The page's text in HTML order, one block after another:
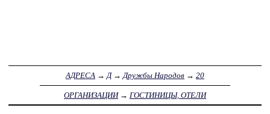
АДРЕСА →Д→Дружбы Народов → 20
ОРГАНИЗАЦИИ→ ГОСТИНИЦЫ, ОТЕЛИ